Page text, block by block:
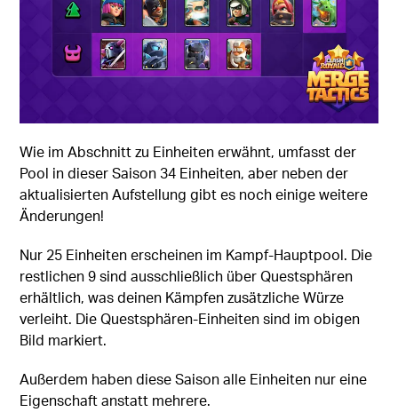
Wie im Abschnitt zu Einheiten erwähnt, umfasst der
Pool in dieser Saison 34 Einheiten, aber neben der
aktualisierten Aufstellung gibt es noch einige weitere
Änderungen!
Nur 25 Einheiten erscheinen im Kampf-Hauptpool. Die
restlichen 9 sind ausschließlich über Questsphären
erhältlich, was deinen Kämpfen zusätzliche Würze
verleiht. Die Questsphären-Einheiten sind im obigen
Bild markiert.
Außerdem haben diese Saison alle Einheiten nur eine
Eigenschaft anstatt mehrere.